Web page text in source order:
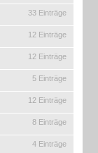
33 Einträge
12 Einträge
12 Einträge
5 Einträge
12 Einträge
8 Einträge
4 Einträge